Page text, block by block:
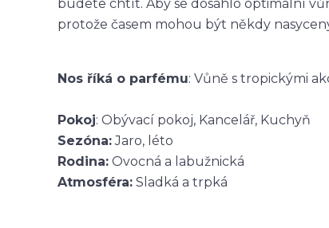
budete chtít. Aby se dosáhlo optimální
protože časem mohou být někdy
Nos říká o parfému: Vůně s tropickými
Pokoj: Obývací pokoj, Kancelář, Kuchyň
Sezóna:Jaro, léto
Rodina: Ovocná a labužnická
Atmosféra: Sladká a trpká